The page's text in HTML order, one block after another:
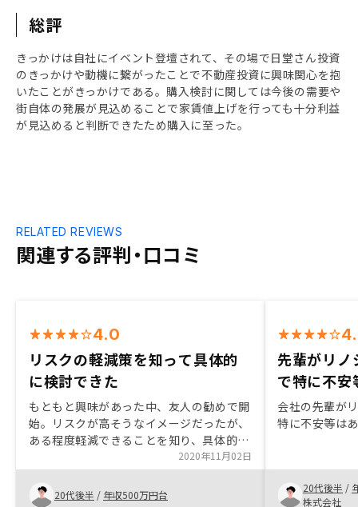
総評
きっかけは自社にイベント登壇されて、その場で日堂さん投資
のきっかけや動機に繋がったことで不動産投資に興味関心を抱
いたことがきっかけである。購入検討に関しては今後の需要や
街自体の発展が見込めることで家賃値上げを行っても十分利益
が見込めると判断できたため購入に至った。
関連する評判・口コミ
RELATED REVIEWS
4.0
リスクの軽減策を知って具体的
に検討できた
もともと興味があった中、友人の勧めで開
始。リスクが高そうなイメージだったが、
ある程度軽減できることを知り、具体的に
検討できた。同時に複数の物件提案をいた
だけると、ありがたい。
2020年11月02日
20代後半 / 年収500万円台
先輩がリノ
で特に不安
会社の先輩が
特に不安等は
20代後半 /
株式会社